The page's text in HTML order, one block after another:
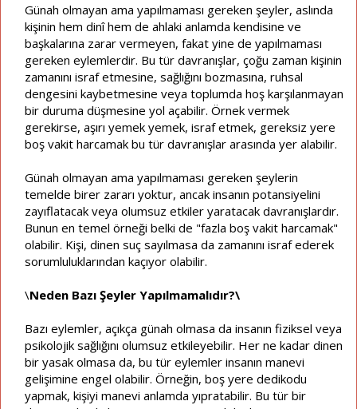
Günah olmayan ama yapılmaması gereken şeyler, aslında
kişinin hem dinî hem de ahlaki anlamda kendisine ve
başkalarına zarar vermeyen, fakat yine de yapılmaması
gereken eylemlerdir. Bu tür davranışlar, çoğu zaman kişinin
zamanını israf etmesine, sağlığını bozmasına, ruhsal
dengesini kaybetmesine veya toplumda hoş karşılanmayan
bir duruma düşmesine yol açabilir. Örnek vermek
gerekirse, aşırı yemek yemek, israf etmek, gereksiz yere
boş vakit harcamak bu tür davranışlar arasında yer alabilir.
Günah olmayan ama yapılmaması gereken şeylerin
temelde birer zararı yoktur, ancak insanın potansiyelini
zayıflatacak veya olumsuz etkiler yaratacak davranışlardır.
Bunun en temel örneği belki de "fazla boş vakit harcamak"
olabilir. Kişi, dinen suç sayılmasa da zamanını israf ederek
sorumluluklarından kaçıyor olabilir.
\Neden Bazı Şeyler Yapılmamalıdır?\
Bazı eylemler, açıkça günah olmasa da insanın fiziksel veya
psikolojik sağlığını olumsuz etkileyebilir. Her ne kadar dinen
bir yasak olmasa da, bu tür eylemler insanın manevi
gelişimine engel olabilir. Örneğin, boş yere dedikodu
yapmak, kişiyi manevi anlamda yıpratabilir. Bu tür bir